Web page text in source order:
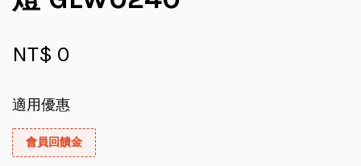
NT$ 0
適用優惠
會員回饋金